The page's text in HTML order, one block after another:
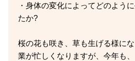
・身体の変化によってどのよう
たか?
桜の花も咲き、草も生げる様に
業が忙しくなりますが、今年も